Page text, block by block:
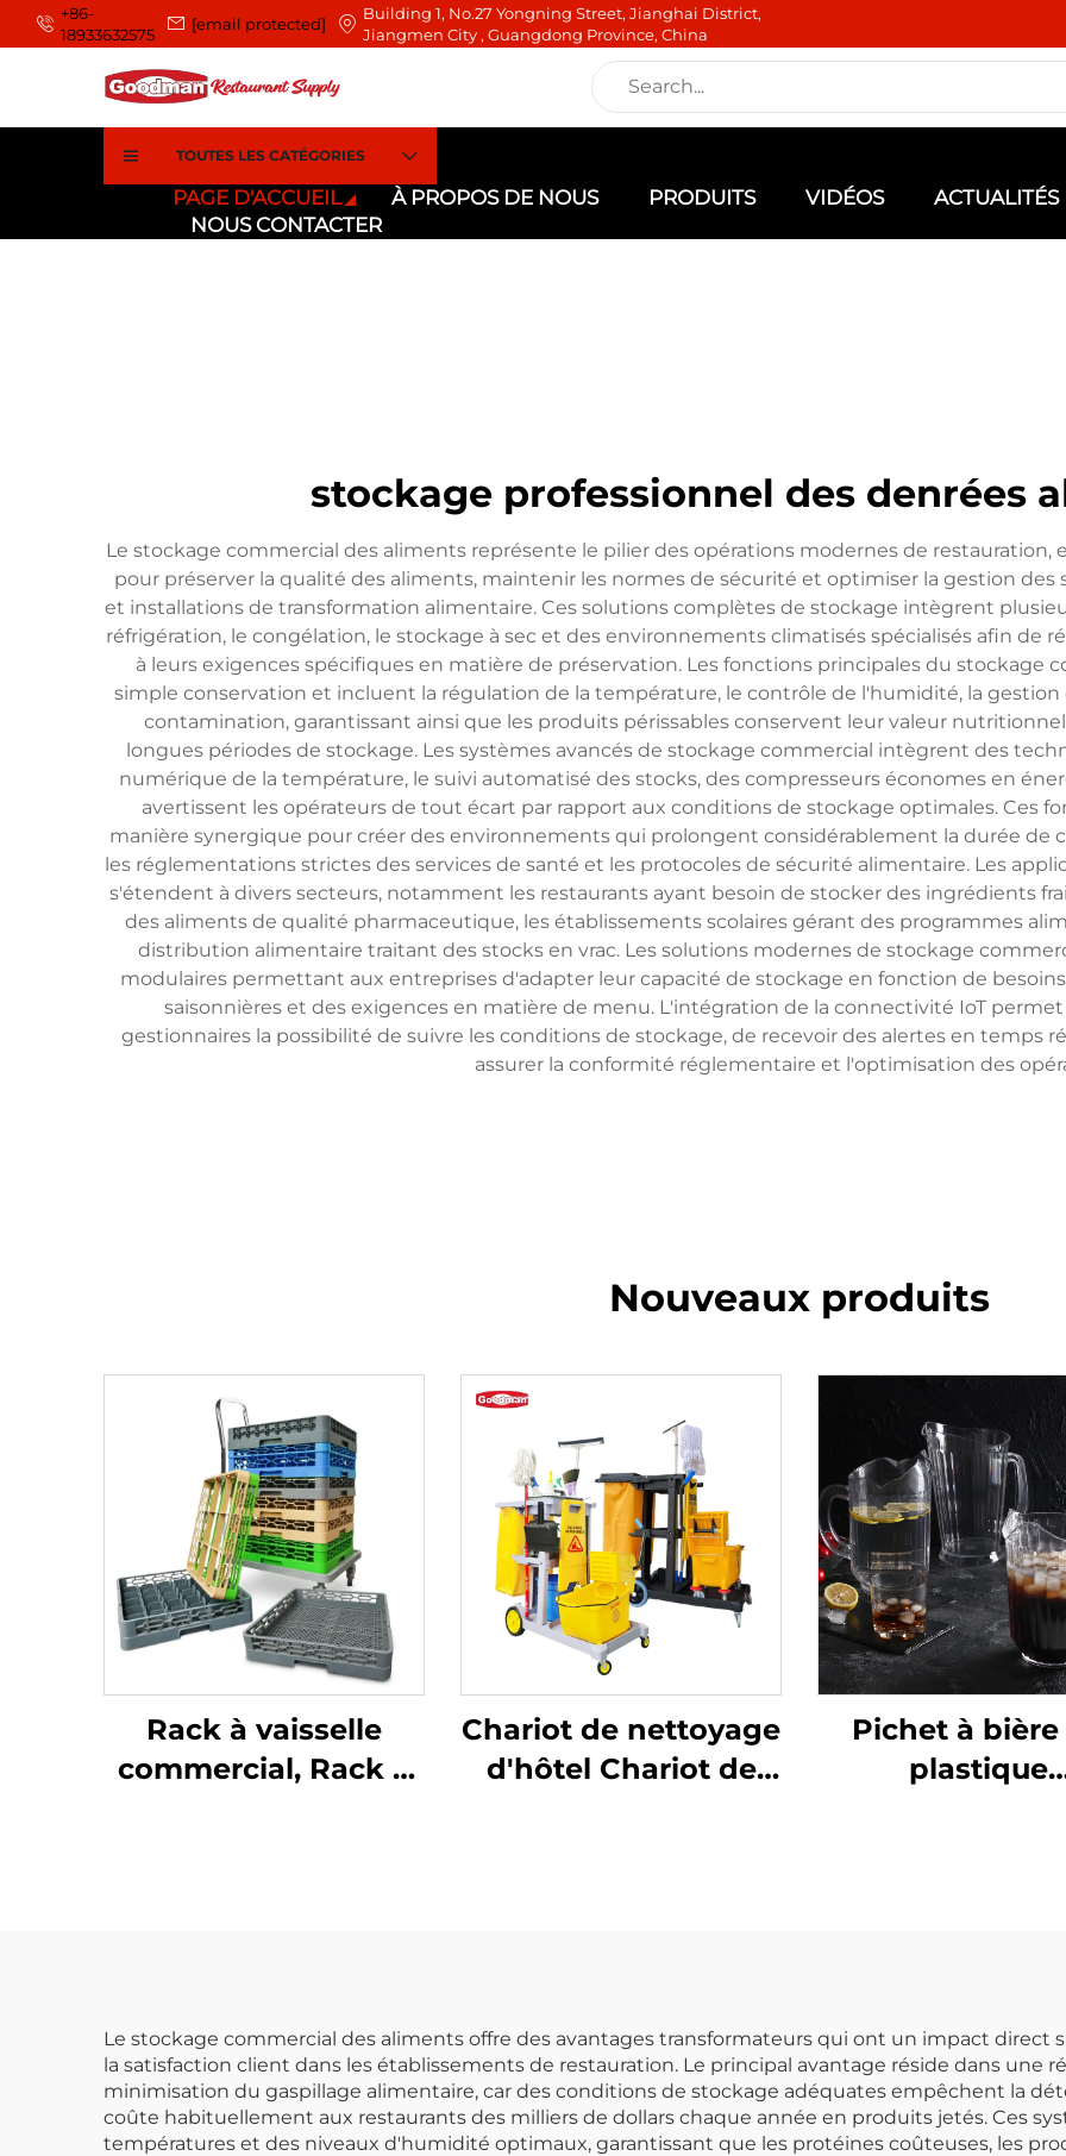
+86-
18933632575
[email protected]
Building 1, No.27 Yongning Street, Jianghai District,
Jiangmen City , Guangdong Province, China
TOUTES LES CATÉGORIES
PAGE D'ACCUEIL À PROPOS DE NOUS PRODUITS VIDÉOS ACTUALITÉS
NOUS CONTACTER
stockage professionnel des denrées
Le stockage commercial des aliments représente le pilier des opérations modernes de
pour préserver la qualité des aliments, maintenir les normes de sécurité et optimiser la gestion des
et installations de transformation alimentaire. Ces solutions complètes de stockage intègrent
réfrigération, le congélation, le stockage à sec et des environnements climatisés spécialisés afin de
à leurs exigences spécifiques en matière de préservation. Les fonctions principales du stockage
simple conservation et incluent la régulation de la température, le contrôle de l'humidité, la
contamination, garantissant ainsi que les produits périssables conservent leur valeur
longues périodes de stockage. Les systèmes avancés de stockage commercial intègrent des
numérique de la température, le suivi automatisé des stocks, des compresseurs économes en
avertissent les opérateurs de tout écart par rapport aux conditions de stockage optimales. Ces
manière synergique pour créer des environnements qui prolongent considérablement la durée de
les réglementations strictes des services de santé et les protocoles de sécurité alimentaire. Les
s'étendent à divers secteurs, notamment les restaurants ayant besoin de stocker des ingrédients
des aliments de qualité pharmaceutique, les établissements scolaires gérant des programmes
distribution alimentaire traitant des stocks en vrac. Les solutions modernes de stockage
modulaires permettant aux entreprises d'adapter leur capacité de stockage en fonction de
saisonnières et des exigences en matière de menu. L'intégration de la connectivité IoT
gestionnaires la possibilité de suivre les conditions de stockage, de recevoir des alertes en temps
assurer la conformité réglementaire et l'optimisation des
Nouveaux produits
Rack à vaisselle
commercial, Rack à
Chariot de nettoyage
d'hôtel Chariot de
Pichet à bière
plastique
Le stockage commercial des aliments offre des avantages transformateurs qui ont un impact direct
la satisfaction client dans les établissements de restauration. Le principal avantage réside dans une
minimisation du gaspillage alimentaire, car des conditions de stockage adéquates empêchent la
coûte habituellement aux restaurants des milliers de dollars chaque année en produits jetés. Ces
températures et des niveaux d'humidité optimaux, garantissant que les protéines coûteuses, les